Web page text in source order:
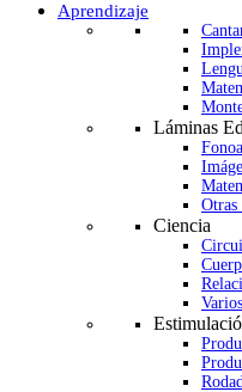
Aprendizaje
Láminas
Otras
Ciencia
Varios